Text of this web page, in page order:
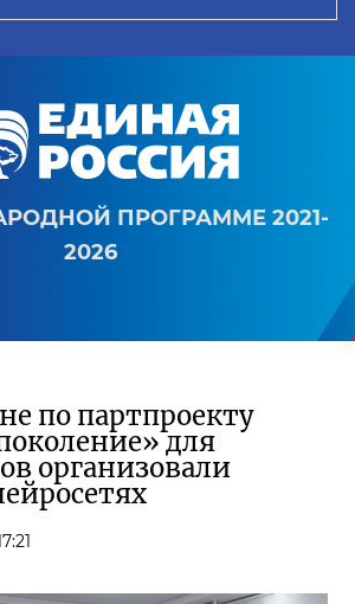
ПРОГРАММЕ 2021-
2026
по партпроекту
для
организовали